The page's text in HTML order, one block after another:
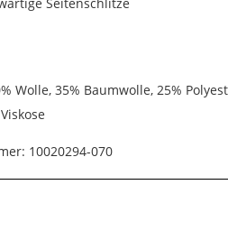
Seitenschlitze
Wolle, 35% Baumwolle, 25%
10020294-070